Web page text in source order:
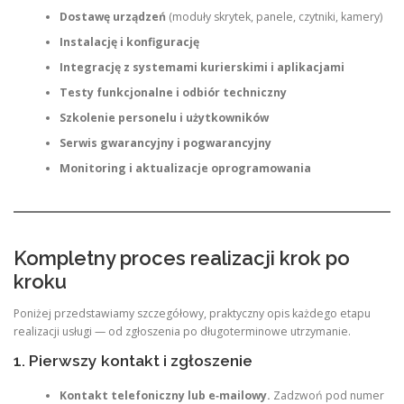
Dostawę urządzeń (moduły skrytek, panele, czytniki, kamery)
Instalację i konfigurację
Integrację z systemami kurierskimi i aplikacjami
Testy funkcjonalne i odbiór techniczny
Szkolenie personelu i użytkowników
Serwis gwarancyjny i pogwarancyjny
Monitoring i aktualizacje oprogramowania
Kompletny proces realizacji krok po
kroku
Poniżej przedstawiamy szczegółowy, praktyczny opis każdego etapu
realizacji usługi — od zgłoszenia po długoterminowe utrzymanie.
1. Pierwszy kontakt i zgłoszenie
Kontakt telefoniczny lub e‑mailowy. Zadzwoń pod numer